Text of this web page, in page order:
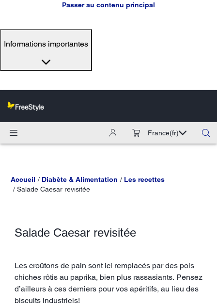
Passer au contenu principal
Informations importantes
France(fr)
Accueil Diabète & Alimentation
Les recettes
Salade Caesar revisitée
Salade Caesar revisitée
Les croûtons de pain sont ici remplacés par des pois
chiches rôtis au paprika, bien plus rassasiants. Pensez
d’ailleurs à ces derniers pour vos apéritifs, au lieu des
biscuits industriels!